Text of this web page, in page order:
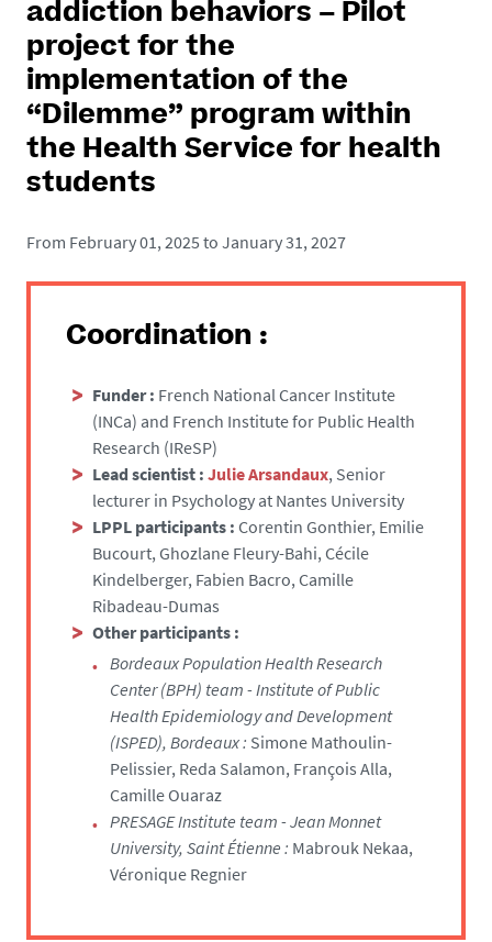
addiction behaviors – Pilot
project for the
implementation of the
“Dilemme” program within
the Health Service for health
students
From February 01, 2025 to January 31, 2027
Coordination :
Funder : French National Cancer Institute
(INCa) and French Institute for Public Health
Research (IReSP)
Lead scientist : Julie Arsandaux, Senior
lecturer in Psychology at Nantes University
LPPL participants : Corentin Gonthier, Emilie
Bucourt, Ghozlane Fleury-Bahi, Cécile
Kindelberger, Fabien Bacro, Camille
Ribadeau-Dumas
Other participants :
Bordeaux Population Health Research
Center (BPH) team - Institute of Public
Health Epidemiology and Development
(ISPED), Bordeaux : Simone Mathoulin-
Pelissier, Reda Salamon, François Alla,
Camille Ouaraz
PRESAGE Institute team - Jean Monnet
University, Saint Étienne : Mabrouk Nekaa,
Véronique Regnier